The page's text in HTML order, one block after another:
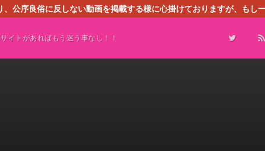
公序良俗に反しない動画を掲載する様に心掛けておりますが、もし
イトがあればもう迷う事なし！！